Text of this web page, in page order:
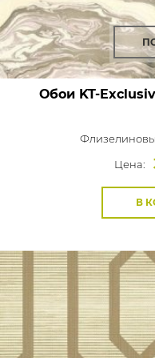
Обои KT-
Цена:
В